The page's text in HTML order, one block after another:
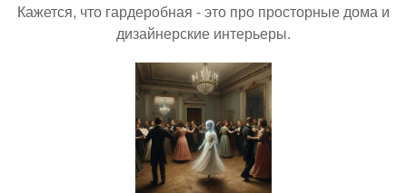
Кажется, что гардеробная - это про просторные дома и
дизайнерские интерьеры.